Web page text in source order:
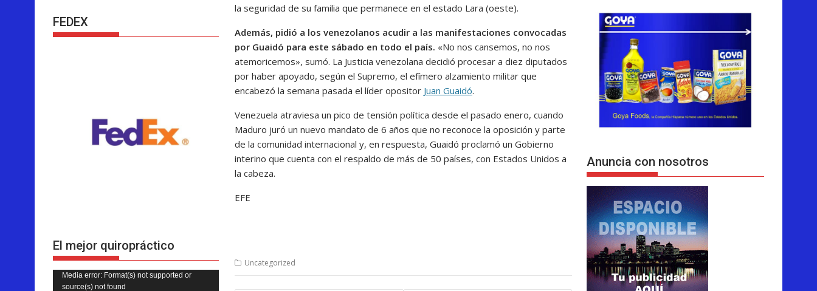
la seguridad de su familia que permanece en el estado Lara (oeste).
Además, pidió a los venezolanos acudir a las manifestaciones convocadas
por Guaidó para este sábado en todo el país. «No nos cansemos, no nos
atemoricemos», sumó. La Justicia venezolana decidió procesar a diez diputados
por haber apoyado, según el Supremo, el efímero alzamiento militar que
encabezó la semana pasada el líder opositor Juan Guaidó.
Venezuela atraviesa un pico de tensión política desde el pasado enero, cuando
Maduro juró un nuevo mandato de 6 años que no reconoce la oposición y parte
de la comunidad internacional y, en respuesta, Guaidó proclamó un Gobierno
interino que cuenta con el respaldo de más de 50 países, con Estados Unidos a
la cabeza.
EFE
Uncategorized
FEDEX
El mejor quiropráctico
Reproductor
Media error: Format(s) not supported or
source(s) not found
Anuncia con nosotros